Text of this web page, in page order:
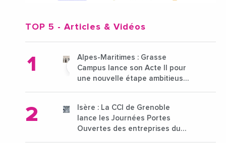
TOP 5 - Articles & Vidéos
Alpes-Maritimes : Grasse
Campus lance son Acte II pour
une nouvelle étape ambitieuse
Isère : La CCI de Grenoble
lance les Journées Portes
Ouvertes des entreprises du